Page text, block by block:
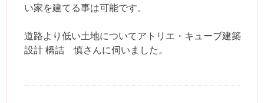
い家を建てる事は可能です。
道路より低い土地についてアトリエ・キューブ建築
設計 橋詰 慎さんに伺いました。